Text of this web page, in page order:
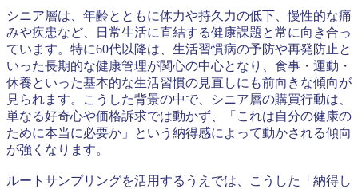
シニア層は、年齢とともに体力や持久力の低下、慢性的な痛
みや疾患など、日常生活に直結する健康課題と常に向き合っ
ています。特に60代以降は、生活習慣病の予防や再発防止と
いった長期的な健康管理が関心の中心となり、食事・運動・
休養といった基本的な生活習慣の見直しにも前向きな傾向が
見られます。こうした背景の中で、シニア層の購買行動は、
単なる好奇心や価格訴求では動かず、「これは自分の健康の
ために本当に必要か」という納得感によって動かされる傾向
が強くなります。
ルートサンプリングを活用するうえでは、こうした「納得し